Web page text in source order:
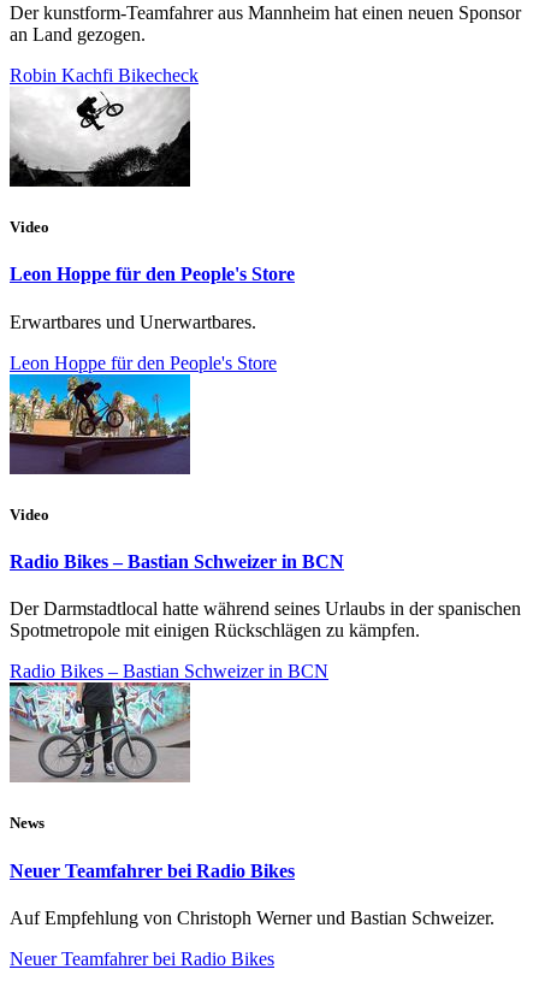
Der kunstform-Teamfahrer aus Mannheim hat einen neuen Sponsor
an Land gezogen.
Robin Kachfi Bikecheck
Video
Leon Hoppe für den People's Store
Erwartbares und Unerwartbares.
Leon Hoppe für den People's Store
Video
Radio Bikes – Bastian Schweizer in BCN
Der Darmstadtlocal hatte während seines Urlaubs in der spanischen
Spotmetropole mit einigen Rückschlägen zu kämpfen.
Radio Bikes – Bastian Schweizer in BCN
News
Neuer Teamfahrer bei Radio Bikes
Auf Empfehlung von Christoph Werner und Bastian Schweizer.
Neuer Teamfahrer bei Radio Bikes